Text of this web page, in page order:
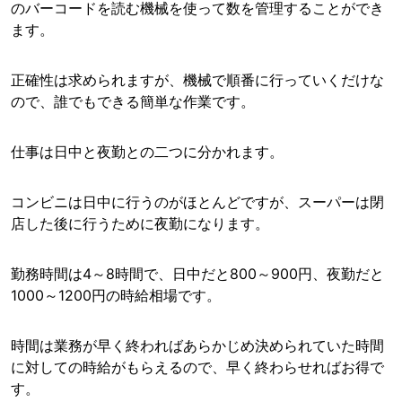
のバーコードを読む機械を使って数を管理することができ
ます。
正確性は求められますが、機械で順番に行っていくだけな
ので、誰でもできる簡単な作業です。
仕事は日中と夜勤との二つに分かれます。
コンビニは日中に行うのがほとんどですが、スーパーは閉
店した後に行うために夜勤になります。
勤務時間は4～8時間で、日中だと800～900円、夜勤だと
1000～1200円の時給相場です。
時間は業務が早く終わればあらかじめ決められていた時間
に対しての時給がもらえるので、早く終わらせればお得で
す。